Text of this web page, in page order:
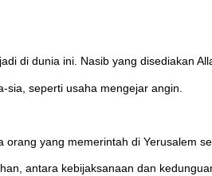
di dunia ini. Nasib yang disediakan
seperti usaha mengejar angin.
yang memerintah di Yerusalem
antara kebijaksanaan dan